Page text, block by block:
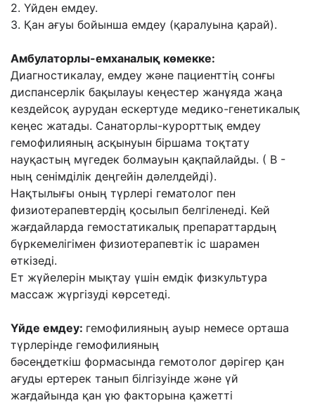
2. Үйден емдеу.
3. Қан ағуы бойынша емдеу (қаралуына қарай).
Амбулаторлы-емханалық көмекке:
Диагностикалау, емдеу жəне пациенттің сонғы
диспансерлік бақылауы кеңестер жанұяда жаңа
кездейсоқ аурудан ескертуде медико-генетикалық
кеңес жатады. Санаторлы-курорттық емдеу
гемофилияның асқынуын біршама тоқтату
науқастың мүгедек болмауын қақпайлайды. ( В -
ның сенімділік деңгейін дəлелдейді).
Нақтылығы оның түрлері гематолог пен
физиотерапевтердің қосылып белгіленеді. Кей
жағдайларда гемостатикалық препараттардың
бүркемелігімен физиотерапевтік іс шарамен
өткізеді.
Ет жүйелерін мықтау үшін емдік физкультура
массаж жүргізуді көрсетеді.
Үйде емдеу: гемофилияның ауыр немесе орташа
түрлерінде гемофилияның
бəсеңдеткіш формасында гемотолог дəрігер қан
ағуды ертерек танып білгізуінде жəне үй
жағдайында қан ұю факторына қажетті